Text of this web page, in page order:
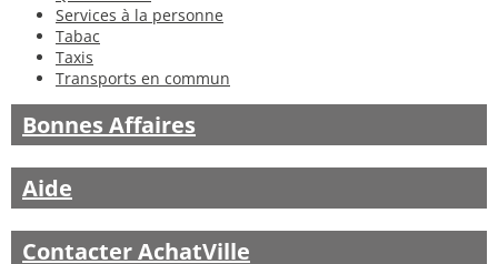
Services à la personne
Tabac
Taxis
Transports en commun
Bonnes Affaires
Aide
Contacter AchatVille